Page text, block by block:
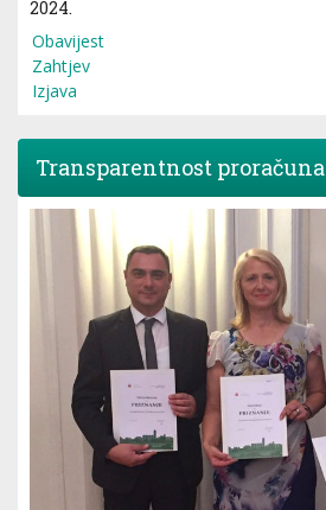
2024.
Obavijest
Zahtjev
Izjava
Transparentnost proračuna